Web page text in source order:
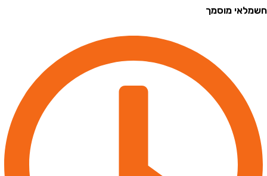
מוסמך